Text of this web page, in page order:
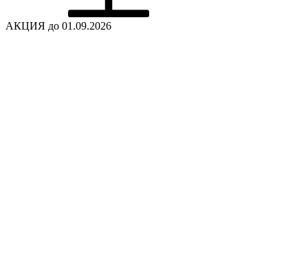
АКЦИЯ до 01.09.2026